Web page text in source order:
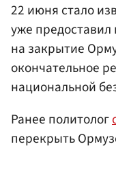
22 июня стало
уже предоставил
на закрытие
окончательное
национальной
Ранее политолог
перекрыть